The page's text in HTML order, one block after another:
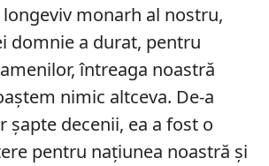
longeviv monarh al nostru,
domnie a durat, pentru
întreaga noastră
nimic altceva. De-a
șapte decenii, ea a fost o
pentru națiunea noastră și